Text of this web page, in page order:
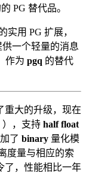
PG 替代品。
实用 PG 扩展，
一个轻量的消息
作为 pgq 的替代
重大的升级，现在
），支持 half float
了 binary 量化模
度量与相应的索
了，性能相比一年